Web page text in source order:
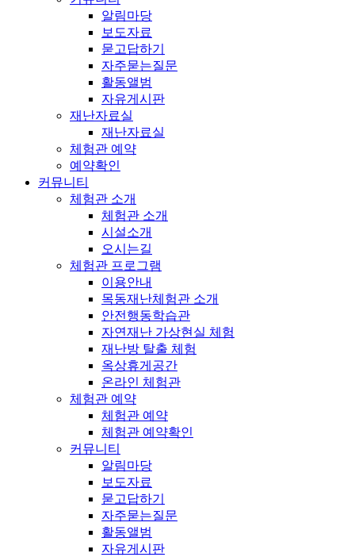
알림마당
보도자료
묻고답하기
자주묻는질문
활동앨범
자유게시판
재난자료실
재난자료실
체험관 예약
예약확인
커뮤니티
체험관 소개
체험관 소개
시설소개
오시는길
체험관 프로그램
이용안내
목동재난체험관 소개
안전행동학습관
자연재난 가상현실 체험
재난방 탈출 체험
옥상휴게공간
온라인 체험관
체험관 예약
체험관 예약
체험관 예약확인
커뮤니티
알림마당
보도자료
묻고답하기
자주묻는질문
활동앨범
자유게시판